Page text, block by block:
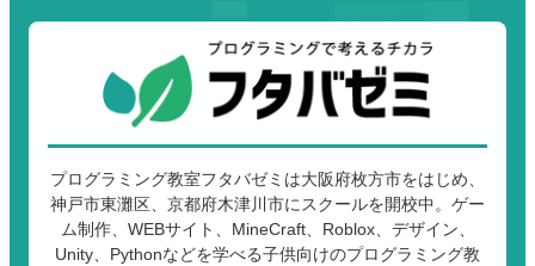
プログラミング教室フタバゼミは大阪府枚方市をはじめ、
神戸市東灘区、京都府木津川市にスクールを開校中。ゲー
ム制作、WEBサイト、MineCraft、Roblox、デザイン、
Unity、Pythonなどを学べる子供向けのプログラミング教